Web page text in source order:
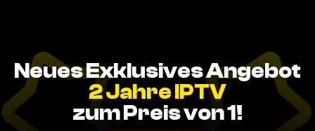
Neues Exklusives Angebot
2 Jahre IPTV
zum Preis von 1!